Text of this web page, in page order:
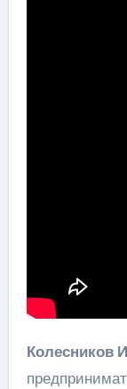
Колесников